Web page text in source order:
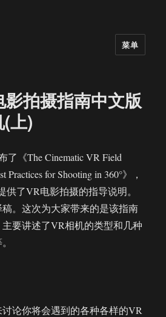
菜单
拍摄指南中文版
上)
了《The Cinematic VR Field
Practices for Shooting in 360°》，
供了VR电影拍摄的指导说明。
。这次为大家带来的是该指南
要讲述了VR相机的类型和几种
论你将会遇到的各种各样的VR